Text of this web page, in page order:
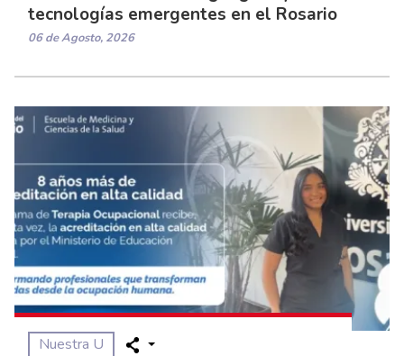
tecnologías emergentes en el Rosario
06 de Agosto, 2026
Nuestra U